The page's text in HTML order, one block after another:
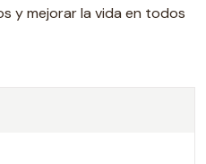
y mejorar la vida en todos